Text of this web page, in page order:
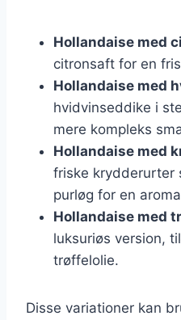
Hollandaise med
citronsaft for en
Hollandaise med
hvidvinseddike i
mere kompleks
Hollandaise med
friske krydderurter
purløg for en
Hollandaise med
luksuriøs version,
trøffelolie.
Disse variationer kan